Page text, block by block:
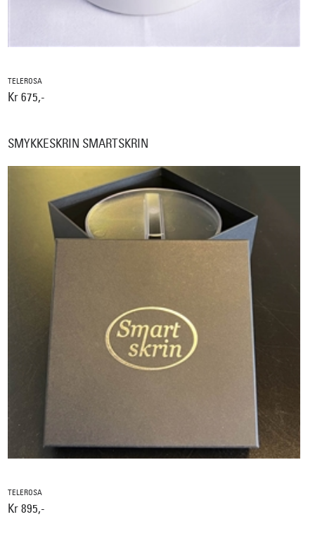
TELEROSA
Kr 675,-
SMYKKESKRIN SMARTSKRIN
TELEROSA
Kr 895,-